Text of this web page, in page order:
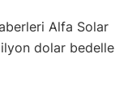
Alfa Solar
dolar bedelle